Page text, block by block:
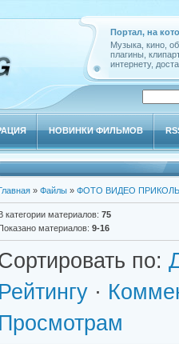
Портал, на
Музыка, кино,
плагины,
интернету,
НОВИНКИ ФИЛЬМОВ
» Файлы » ФОТО ВИДЕО
категории материалов: 75
материалов: 9-16
по:
Рейтингу ·
Просмотрам